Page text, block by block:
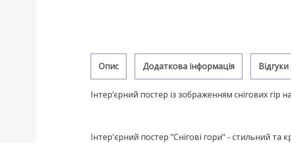
Опис Додаткова інформація Відгуки
Інтер’єрний постер із зображенням снігових гір
Інтер'єрний постер "Снігові гори" - стильний та